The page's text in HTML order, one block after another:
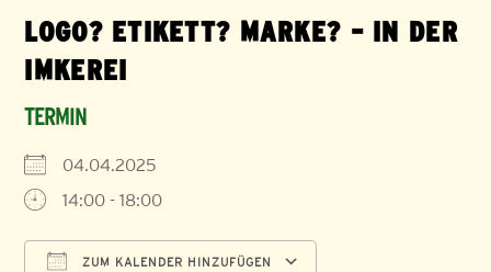
LOGO? ETIKETT? MARKE? – IN DER
IMKEREI
TERMIN
04.04.2025
14:00 - 18:00
ZUM KALENDER HINZUFÜGEN